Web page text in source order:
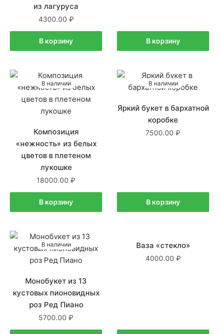
из лагуруса
4300.00
В корзину В корзину
В наличии
Композиция
«нежность» из белых
цветов в плетеном
лукошке
18000.00
В корзину
В наличии
Яркий букет в бархатной
коробке
7500.00
В корзину
В наличии
Монобукет из 13
кустовых пионовидных
роз Ред Пиано
5700.00
В наличии
Ваза «стекло»
4000.00